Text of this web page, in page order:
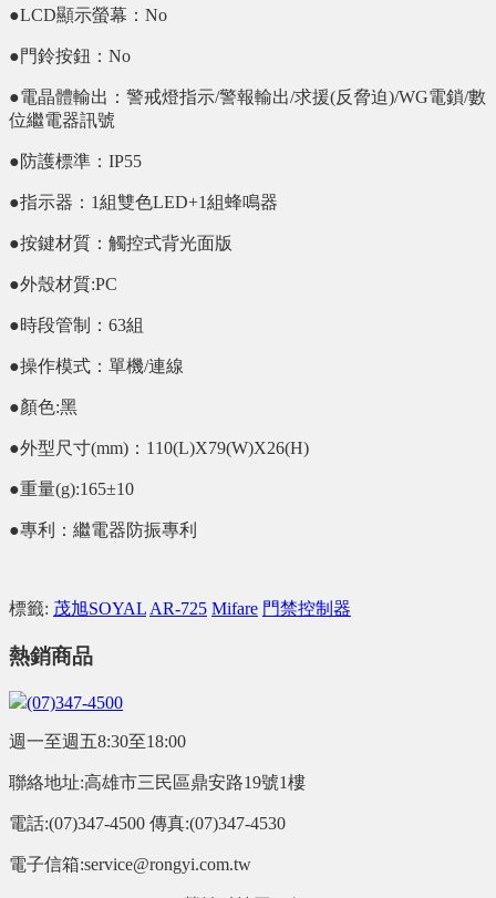
●LCD顯示螢幕：No
●門鈴按鈕：No
●電晶體輸出：警戒燈指示/警報輸出/求援(反脅迫)/WG電鎖/數
位繼電器訊號
●防護標準：IP55
●指示器：1組雙色LED+1組蜂鳴器
●按鍵材質：觸控式背光面版
●外殼材質:PC
●時段管制：63組
●操作模式：單機/連線
●顏色:黑
●外型尺寸(mm)：110(L)X79(W)X26(H)
●重量(g):165±10
●專利：繼電器防振專利
標籤: 茂旭SOYAL AR-725 Mifare 門禁控制器
熱銷商品
(07)347-4500
週一至週五8:30至18:00
聯絡地址:高雄市三民區鼎安路19號1樓
電話:(07)347-4500 傳真:(07)347-4530
電子信箱:service@rongyi.com.tw